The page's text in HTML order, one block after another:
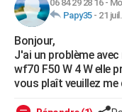
Retraite
Impôts
Epargne
Immobilier
Risques naturels par ville
Banque
Assurance
Crédit
AUTO
Essais
Réserver un essai
Citadines
Berlines
SUV
Forum auto
+HIGH-TECH
Mobiles
Meilleur smartphone
Internet
Ordinateurs
Jeux vidéo
Guide high-tech
+
BRICOLAGE
Forum
Aménagement intérieur
Extérieur
Cuisine
Salle de bains
Jardinage
Rangement
WEEK-END
06 84 29 28 16-
Papy35- 21
Bonjour,
J'ai un problème
wf70 F50 W 4 W elle
vous plaît veuillez me